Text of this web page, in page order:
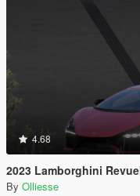
4.68
2023 Lamborghini
By Olliesse